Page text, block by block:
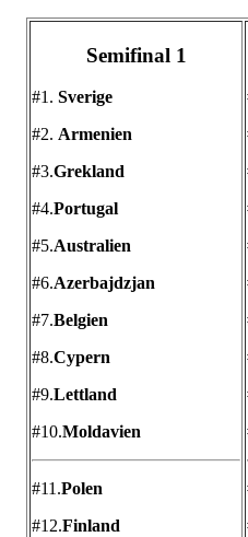
Semifinal 1
#1. Sverige
#2. Armenien
#3.Grekland
#4.Portugal
#5.Australien
#6.Azerbajdzjan
#7.Belgien
#8.Cypern
#9.Lettland
#10.Moldavien
#11.Polen
#12.Finland